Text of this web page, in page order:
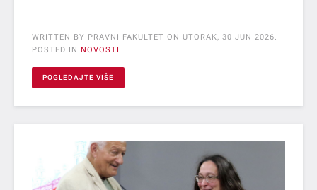
WRITTEN BY PRAVNI FAKULTET ON UTORAK, 30 JUN 2026.
POSTED IN NOVOSTI
POGLEDAJTE VIŠE